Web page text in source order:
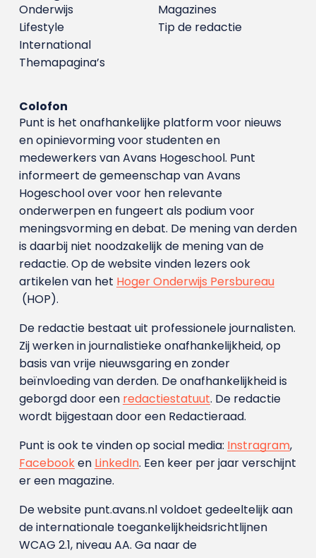
Magazines
Tip de redactie
Onderwijs
Lifestyle
International
Themapagina’s
Colofon
Punt is het onafhankelijke platform voor nieuws
en opinievorming voor studenten en
medewerkers van Avans Hoge­school. Punt
informeert de gemeenschap van Avans
Hogeschool over voor hen relevante
onderwerpen en fungeert als podium voor
meningsvorming en debat. De mening van derden
is daarbij niet noodzakelijk de mening van de
redactie. Op de website vinden lezers ook
artikelen van het Hoger Onderwijs Persbureau
(HOP).
De redactie bestaat uit professionele journalisten.
Zij werken in journalistieke onafhankelijkheid, op
basis van vrije nieuwsgaring en zonder
beïnvloeding van derden. De onafhankelijkheid is
geborgd door een redactiestatuut. De redactie
wordt bijgestaan door een Redactieraad.
Punt is ook te vinden op social media: Instragram,
Facebooken LinkedIn. Een keer per jaar verschijnt
er een magazine.
De website punt.avans.nl voldoet gedeeltelijk aan
de internationale toegankelijkheidsrichtlijnen
WCAG 2.1, niveau AA. Ga naar de